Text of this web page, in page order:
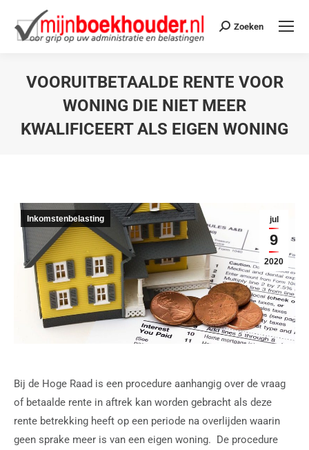
Zoeken
VOORUITBETAALDE RENTE VOOR
WONING DIE NIET MEER
KWALIFICEERT ALS EIGEN WONING
jul
9
2020
Inkomstenbelasting
Bij de Hoge Raad is een procedure aanhangig over de vraag
of betaalde rente in aftrek kan worden gebracht als deze
rente betrekking heeft op een periode na overlijden waarin
geen sprake meer is van een eigen woning. De procedure